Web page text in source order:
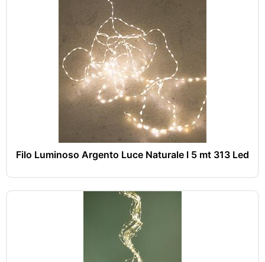
Filo Luminoso Argento Luce Naturale l 5 mt 313 Led